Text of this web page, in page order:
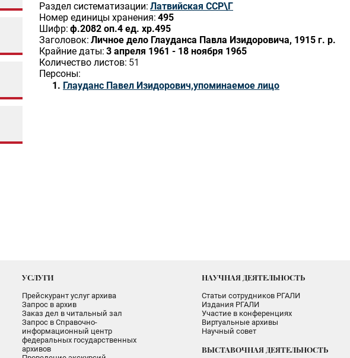
Раздел систематизации: Латвийская ССР\Г
Номер единицы хранения: 495
Шифр: ф.2082 оп.4 ед. хр.495
Заголовок: Личное дело Глауданса Павла Изидоровича, 1915 г. р.
Крайние даты: 3 апреля 1961 - 18 ноября 1965
Количество листов: 51
Персоны:
Глауданс Павел Изидорович,упоминаемое лицо
УСЛУГИ
Прейскурант услуг архива
Запрос в архив
Заказ дел в читальный зал
Запрос в Справочно-
информационный центр
федеральных государственных
архивов
НАУЧНАЯ ДЕЯТЕЛЬНОСТЬ
Статьи сотрудников РГАЛИ
Издания РГАЛИ
Участие в конференциях
Виртуальные архивы
Научный совет
ВЫСТАВОЧНАЯ ДЕЯТЕЛЬНОСТЬ